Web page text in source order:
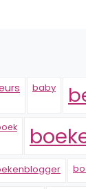
baby